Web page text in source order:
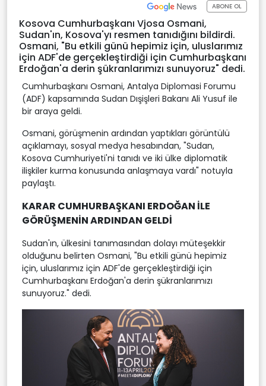
ABONE OL
Kosova Cumhurbaşkanı Vjosa Osmani,
Sudan'ın, Kosova'yı resmen tanıdığını bildirdi.
Osmani, "Bu etkili günü hepimiz için, uluslarımız
için ADF'de gerçekleştirdiği için Cumhurbaşkanı
Erdoğan'a derin şükranlarımızı sunuyoruz" dedi.
Cumhurbaşkanı Osmani, Antalya Diplomasi Forumu
(ADF) kapsamında Sudan Dışişleri Bakanı Ali Yusuf ile
bir araya geldi.
Osmani, görüşmenin ardından yaptıkları görüntülü
açıklamayı, sosyal medya hesabından, "Sudan,
Kosova Cumhuriyeti'ni tanıdı ve iki ülke diplomatik
ilişkiler kurma konusunda anlaşmaya vardı" notuyla
paylaştı.
KARAR CUMHURBAŞKANI ERDOĞAN İLE
GÖRÜŞMENİN ARDINDAN GELDİ
Sudan'ın, ülkesini tanımasından dolayı müteşekkir
olduğunu belirten Osmani, "Bu etkili günü hepimiz
için, uluslarımız için ADF'de gerçekleştirdiği için
Cumhurbaşkanı Erdoğan'a derin şükranlarımızı
sunuyoruz." dedi.